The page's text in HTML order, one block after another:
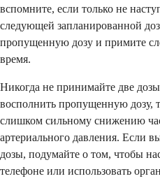
вспомните, если только не
следующей запланированной
пропущенную дозу и примите
время.
Никогда не принимайте две
восполнить пропущенную дозу,
слишком сильному снижению
артериального давления. Если
дозы, подумайте о том, чтобы
телефоне или использовать